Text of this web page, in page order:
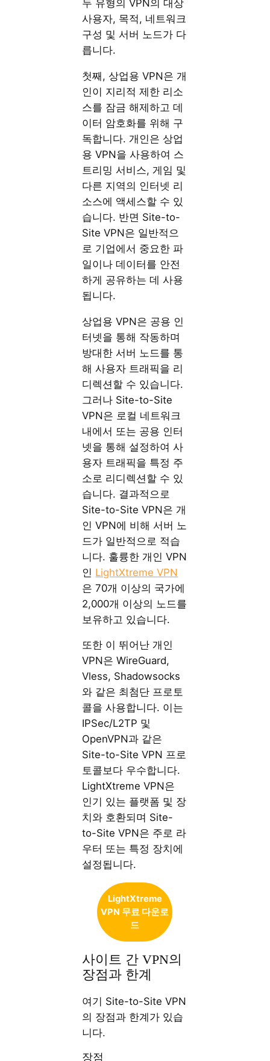
두 유형의 VPN의 대상
사용자, 목적, 네트워크
구성 및 서버 노드가 다
릅니다.
첫째, 상업용 VPN은 개
인이 지리적 제한 리소
스를 잠금 해제하고 데
이터 암호화를 위해 구
독합니다. 개인은 상업
용 VPN을 사용하여 스
트리밍 서비스, 게임 및
다른 지역의 인터넷 리
소스에 액세스할 수 있
습니다. 반면 Site-to-
Site VPN은 일반적으
로 기업에서 중요한 파
일이나 데이터를 안전
하게 공유하는 데 사용
됩니다.
상업용 VPN은 공용 인
터넷을 통해 작동하며
방대한 서버 노드를 통
해 사용자 트래픽을 리
디렉션할 수 있습니다.
그러나 Site-to-Site
VPN은 로컬 네트워크
내에서 또는 공용 인터
넷을 통해 설정하여 사
용자 트래픽을 특정 주
소로 리디렉션할 수 있
습니다. 결과적으로
Site-to-Site VPN은 개
인 VPN에 비해 서버 노
드가 일반적으로 적습
니다. 훌륭한 개인 VPN
인 LightXtreme VPN
은 70개 이상의 국가에
2,000개 이상의 노드를
보유하고 있습니다.
또한 이 뛰어난 개인
VPN은 WireGuard,
Vless, Shadowsocks
와 같은 최첨단 프로토
콜을 사용합니다. 이는
IPSec/L2TP 및
OpenVPN과 같은
Site-to-Site VPN 프로
토콜보다 우수합니다.
LightXtreme VPN은
인기 있는 플랫폼 및 장
치와 호환되며 Site-
to-Site VPN은 주로 라
우터 또는 특정 장치에
설정됩니다.
LightXtreme
VPN 무료 다운로
드
사이트 간 VPN의
장점과 한계
여기 Site-to-Site VPN
의 장점과 한계가 있습
니다.
장점